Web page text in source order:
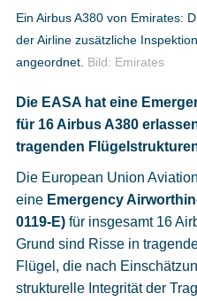
Ein Airbus A380 von Emirates:
der Airline zusätzliche
angeordnet. Bild: Emirates
Die EASA hat eine
für 16 Airbus A380
tragenden
Die European Union
eine Emergency
0119-E)für insgesamt 16
Grund sind Risse in
Flügel, die nach
strukturelle Integrität der